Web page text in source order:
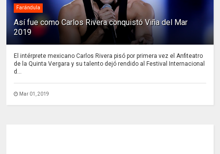
Farándula
Así fue como Carlos Rivera conquistó Viña del Mar
2019
El intérprete mexicano Carlos Rivera pisó por primera vez el Anfiteatro
de la Quinta Vergara y su talento dejó rendido al Festival Internacional
d...
Mar 01, 2019